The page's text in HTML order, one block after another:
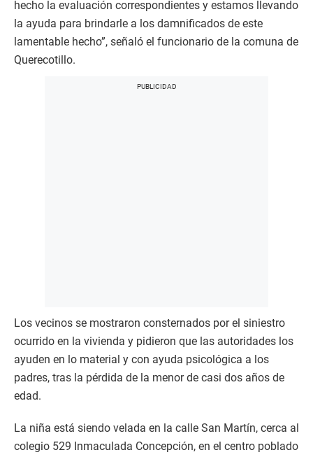
hecho la evaluación correspondientes y estamos llevando
la ayuda para brindarle a los damnificados de este
lamentable hecho”, señaló el funcionario de la comuna de
Querecotillo.
Los vecinos se mostraron consternados por el siniestro
ocurrido en la vivienda y pidieron que las autoridades los
ayuden en lo material y con ayuda psicológica a los
padres, tras la pérdida de la menor de casi dos años de
edad.
La niña está siendo velada en la calle San Martín, cerca al
colegio 529 Inmaculada Concepción, en el centro poblado